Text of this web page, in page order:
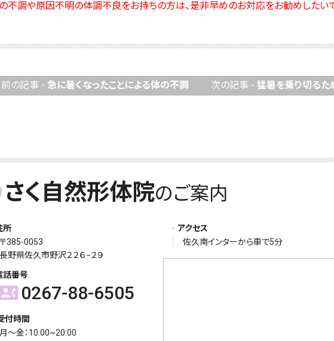
不調や原因不明の体調不良をお持ちの方は、是非早めのお対応をお勧めしたいで
前の記事 - 急に暑くなったことによる体の不調 次の記事 - 猛暑を乗り切るた
さく自然形体院のご案内
所
〒385-0053
長野県佐久市野沢２２６−２９
話番号
contact_phone0267-88-6505
付時間
月〜金：10:00~20:00
アクセス
佐久南インターから車で5分